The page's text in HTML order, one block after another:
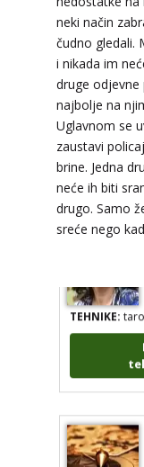
neki način
čudno gledali.
i nikada im
druge
najbolje na
Uglavnom se
zaustavi
brine. Jedna
neće ih biti
drugo. Samo
sreće nego
TEHNIKE:
sudbinske
TEHNIKE: